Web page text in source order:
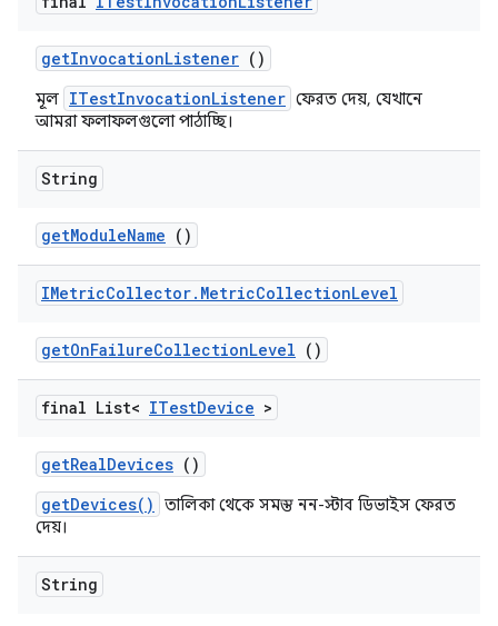
getInvocationListener ()
মূল ITestInvocationListener ফেরত দেয়, যেখানে
আমরা ফলাফলগুলো পাঠাচ্ছি।
String
getModuleName ()
IMetricCollector. MetricCollectionLevel
getOnFailureCollectionLevel ()
final List< ITestDevice >
getRealDevices ()
getDevices()
তালিকা থেকে সমস্ত নন-স্টাব ডিভাইস ফেরত
দেয়।
String